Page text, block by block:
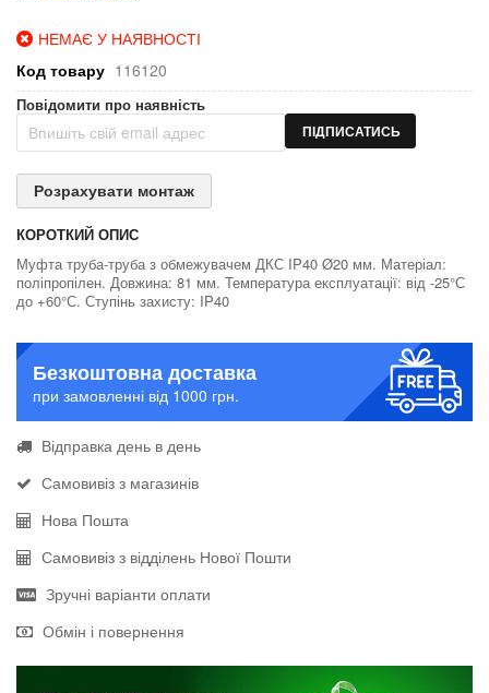
НЕМАЄ У НАЯВНОСТІ
Код товару 116120
Повідомити про наявність
ПІДПИСАТИСЬ
Розрахувати монтаж
КОРОТКИЙ ОПИС
Муфта труба-труба з обмежувачем ДКС IP40 Ø20 мм. Матеріал:
поліпропілен. Довжина: 81 мм. Температура експлуатації: від -25°С
до +60°С. Ступінь захисту: IP40
Безкоштовна доставка
при замовленні від 1000 грн.
Відправка день в день
Самовивіз з магазинів
Нова Пошта
Самовивіз з відділень Нової Пошти
Зручні варіанти оплати
Обмін і повернення